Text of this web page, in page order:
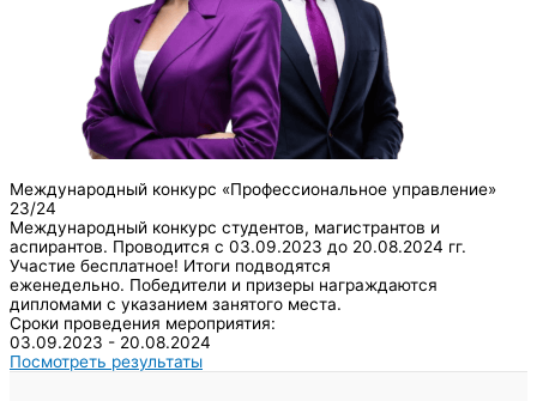
Международный конкурс «Профессиональное управление»
23/24
Международный конкурс студентов, магистрантов и
аспирантов. Проводится с 03.09.2023 до 20.08.2024 гг.
Участие бесплатное! Итоги подводятся
еженедельно. Победители и призеры награждаются
дипломами с указанием занятого места.
Сроки проведения мероприятия:
03.09.2023 - 20.08.2024
Посмотреть результаты